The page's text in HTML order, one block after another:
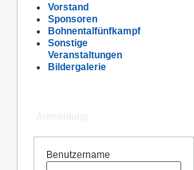
Vorstand
Sponsoren
Bohnentalfünfkampf
Sonstige
Veranstaltungen
Bildergalerie
Benutzername